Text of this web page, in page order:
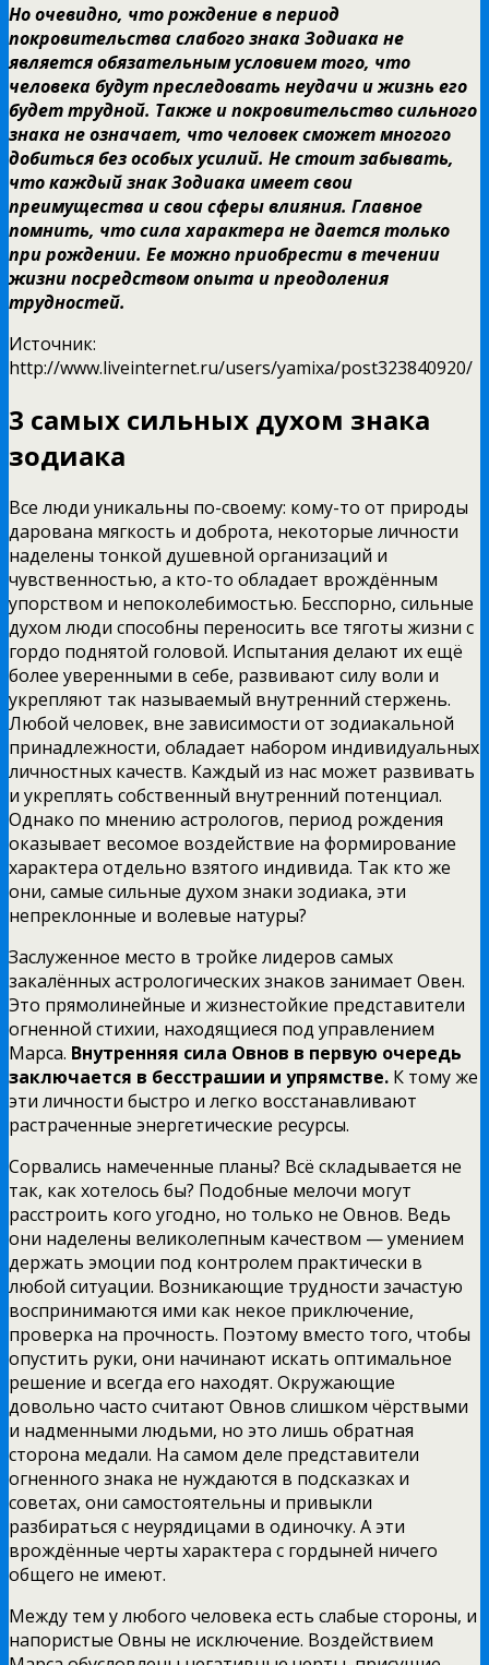
Но очевидно, что рождение в период
покровительства слабого знака Зодиака не
является обязательным условием того, что
человека будут преследовать неудачи и жизнь его
будет трудной. Также и покровительство сильного
знака не означает, что человек сможет многого
добиться без особых усилий. Не стоит забывать,
что каждый знак Зодиака имеет свои
преимущества и свои сферы влияния. Главное
помнить, что сила характера не дается только
при рождении. Ее можно приобрести в течении
жизни посредством опыта и преодоления
трудностей.
Источник:
http://www.liveinternet.ru/users/yamixa/post323840920/
3 самых сильных духом знака
зодиака
Все люди уникальны по-своему: кому-то от природы
дарована мягкость и доброта, некоторые личности
наделены тонкой душевной организаций и
чувственностью, а кто-то обладает врождённым
упорством и непоколебимостью. Бесспорно, сильные
духом люди способны переносить все тяготы жизни с
гордо поднятой головой. Испытания делают их ещё
более уверенными в себе, развивают силу воли и
укрепляют так называемый внутренний стержень.
Любой человек, вне зависимости от зодиакальной
принадлежности, обладает набором индивидуальных
личностных качеств. Каждый из нас может развивать
и укреплять собственный внутренний потенциал.
Однако по мнению астрологов, период рождения
оказывает весомое воздействие на формирование
характера отдельно взятого индивида. Так кто же
они, самые сильные духом знаки зодиака, эти
непреклонные и волевые натуры?
Заслуженное место в тройке лидеров самых
закалённых астрологических знаков занимает Овен.
Это прямолинейные и жизнестойкие представители
огненной стихии, находящиеся под управлением
Марса. Внутренняя сила Овнов в первую очередь
заключается в бесстрашии и упрямстве. К тому же
эти личности быстро и легко восстанавливают
растраченные энергетические ресурсы.
Сорвались намеченные планы? Всё складывается не
так, как хотелось бы? Подобные мелочи могут
расстроить кого угодно, но только не Овнов. Ведь
они наделены великолепным качеством — умением
держать эмоции под контролем практически в
любой ситуации. Возникающие трудности зачастую
воспринимаются ими как некое приключение,
проверка на прочность. Поэтому вместо того, чтобы
опустить руки, они начинают искать оптимальное
решение и всегда его находят. Окружающие
довольно часто считают Овнов слишком чёрствыми
и надменными людьми, но это лишь обратная
сторона медали. На самом деле представители
огненного знака не нуждаются в подсказках и
советах, они самостоятельны и привыкли
разбираться с неурядицами в одиночку. А эти
врождённые черты характера с гордыней ничего
общего не имеют.
Между тем у любого человека есть слабые стороны, и
напористые Овны не исключение. Воздействием